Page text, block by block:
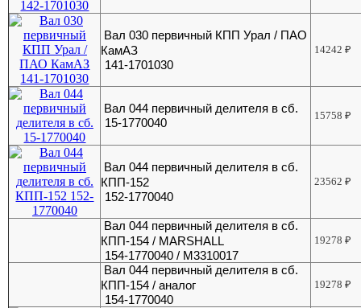
Вал 030 первичный КПП Урал / ПАО
КамАЗ
141-1701030
14242₽
Вал 044 первичный делителя в сб.
15-1770040
15758₽
Вал 044 первичный делителя в сб.
КПП-152
152-1770040
23562₽
Вал 044 первичный делителя в сб.
КПП-154 / MARSHALL
154-1770040 / M3310017
19278₽
Вал 044 первичный делителя в сб.
КПП-154 / аналог
154-1770040
19278₽